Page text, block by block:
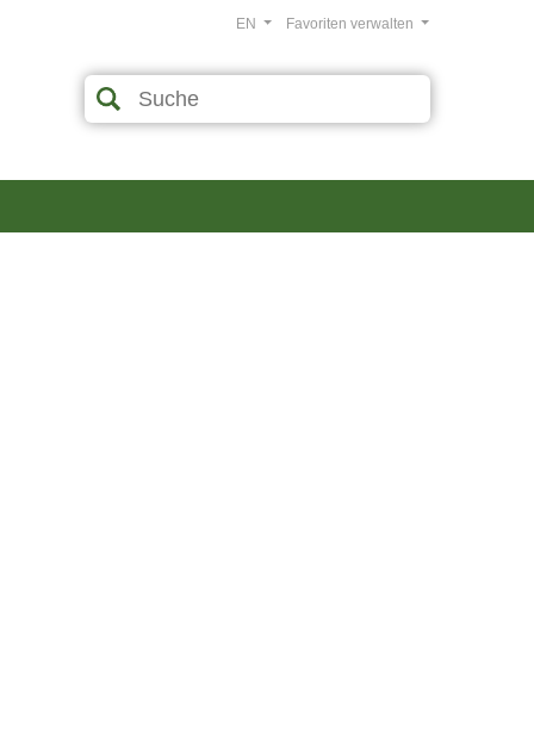
Favoriten verwalten
EN